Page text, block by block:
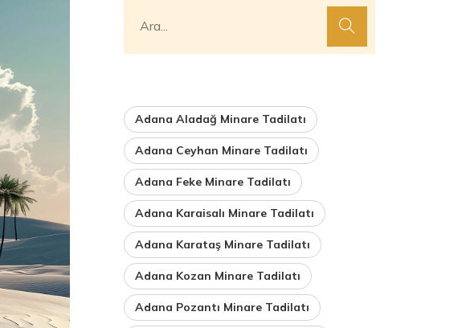
Adana Aladağ Minare Tadilatı
Adana Ceyhan Minare Tadilatı
Adana Feke Minare Tadilatı
Adana Karaisalı Minare Tadilatı
Adana Karataş Minare Tadilatı
Adana Kozan Minare Tadilatı
Adana Pozantı Minare Tadilatı